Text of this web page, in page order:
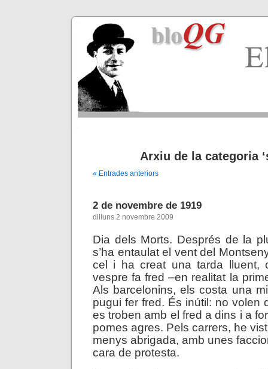
Arxiu de la categoria
« Entrades anteriors
2 de novembre de 1919
dilluns 2 novembre 2009
Dia dels Morts. Després de la
s’ha entaulat el vent del
cel i ha creat una tarda lluent,
vespre fa fred –en realitat la
Als barcelonins, els costa una
pugui fer fred. És inútil: no volen
es troben amb el fred a dins i a
pomes agres. Pels carrers, he
menys abrigada, amb unes
cara de protesta.